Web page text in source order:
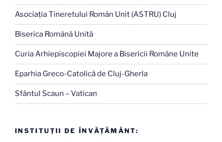
Asociaţia Tineretului Român Unit (ASTRU) Cluj
Biserica Română Unită
Curia Arhiepiscopiei Majore a Bisericii Române Unite
Eparhia Greco-Catolică de Cluj-Gherla
Sfântul Scaun – Vatican
INSTITUŢII DE ÎNVĂŢĂMÂNT: